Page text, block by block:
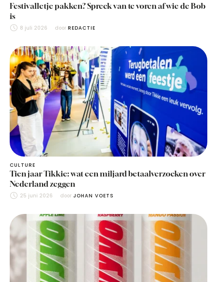
Festivalletje pakken? Spreek van te voren af wie de Bob
is
8 juli 2026 door REDACTIE
CULTURE
Tien jaar Tikkie: wat een miljard betaalverzoeken over
Nederland zeggen
25 juni 2026 door JOHAN VOETS